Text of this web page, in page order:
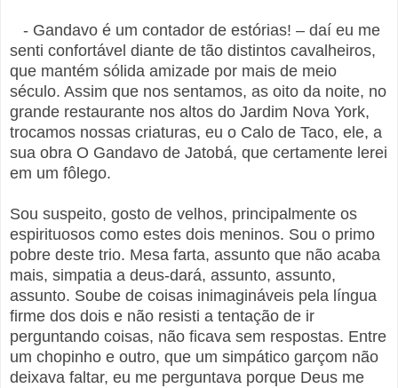
- Gandavo é um contador de estórias! – daí eu me
senti confortável diante de tão distintos cavalheiros,
que mantém sólida amizade por mais de meio
século. Assim que nos sentamos, as oito da noite, no
grande restaurante nos altos do Jardim Nova York,
trocamos nossas criaturas, eu o Calo de Taco, ele, a
sua obra O Gandavo de Jatobá, que certamente lerei
em um fôlego.
Sou suspeito, gosto de velhos, principalmente os
espirituosos como estes dois meninos. Sou o primo
pobre deste trio. Mesa farta, assunto que não acaba
mais, simpatia a deus-dará, assunto, assunto,
assunto. Soube de coisas inimagináveis pela língua
firme dos dois e não resisti a tentação de ir
perguntando coisas, não ficava sem respostas. Entre
um chopinho e outro, que um simpático garçom não
deixava faltar, eu me perguntava porque Deus me